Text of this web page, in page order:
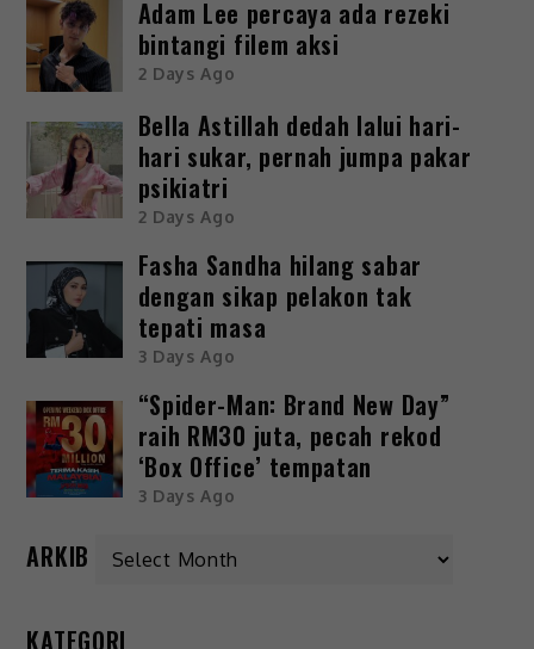
Adam Lee percaya ada rezeki
bintangi filem aksi
2 Days Ago
Bella Astillah dedah lalui hari-
hari sukar, pernah jumpa pakar
psikiatri
2 Days Ago
Fasha Sandha hilang sabar
dengan sikap pelakon tak
tepati masa
3 Days Ago
“Spider-Man: Brand New Day”
raih RM30 juta, pecah rekod
‘Box Office’ tempatan
3 Days Ago
ARKIB
KATEGORI